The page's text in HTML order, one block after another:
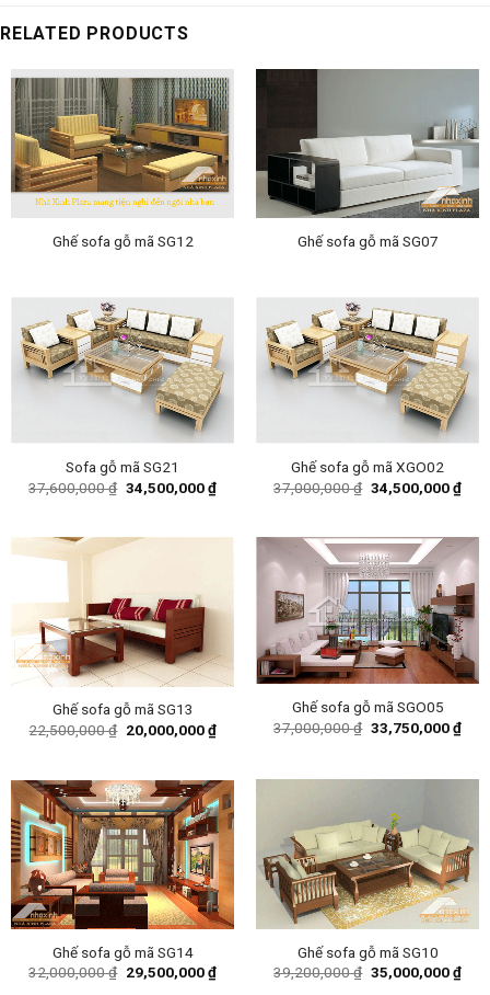
RELATED PRODUCTS
Ghế sofa gỗ mã SG12 Ghế sofa gỗ mã SG07
Sofa gỗ mã SG21
37,600,000₫ Original
price
34,500,000₫Current
price
Ghế sofa gỗ mã XGO02
37,000,000₫ Original
price
34,500,000₫
Ghế sofa gỗ mã SG13
22,500,000₫ Original
price
20,000,000₫Current
price
Ghế sofa gỗ mã SGO05
37,000,000₫ Original
price
33,750,000₫
Ghế sofa gỗ mã SG14
32,000,000₫ Original
price
29,500,000₫Current
price
Ghế sofa gỗ mã SG10
39,200,000₫ Original
price
35,000,000₫